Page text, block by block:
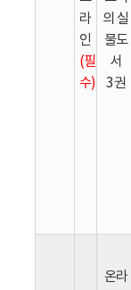
라
인
(필
수)
의 실
물도
서
3권
온라